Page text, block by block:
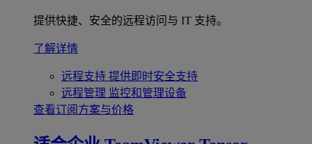
提供快捷、安全的远程访问与 IT 支持。
了解详情
远程支持 提供即时安全支持
远程管理 监控和管理设备
查看订阅方案与价格